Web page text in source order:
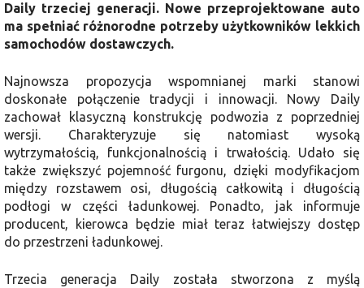
Daily trzeciej generacji. Nowe przeprojektowane auto
ma spełniać różnorodne potrzeby użytkowników lekkich
samochodów dostawczych.
Najnowsza propozycja wspomnianej marki stanowi
doskonałe połączenie tradycji i innowacji. Nowy Daily
zachował klasyczną konstrukcję podwozia z poprzedniej
wersji. Charakteryzuje się natomiast wysoką
wytrzymałością, funkcjonalnością i trwałością. Udało się
także zwiększyć pojemność furgonu, dzięki modyfikacjom
między rozstawem osi, długością całkowitą i długością
podłogi w części ładunkowej. Ponadto, jak informuje
producent, kierowca będzie miał teraz łatwiejszy dostęp
do przestrzeni ładunkowej.
Trzecia generacja Daily została stworzona z myślą